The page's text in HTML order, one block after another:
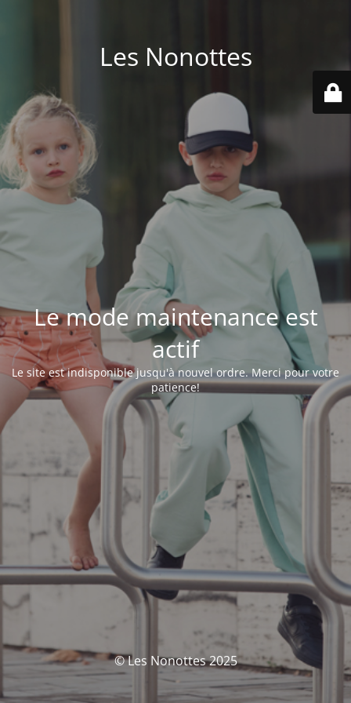
Les Nonottes
Le mode maintenance est
actif
Le site est indisponible jusqu'à nouvel ordre. Merci pour votre
patience!
© Les Nonottes 2025